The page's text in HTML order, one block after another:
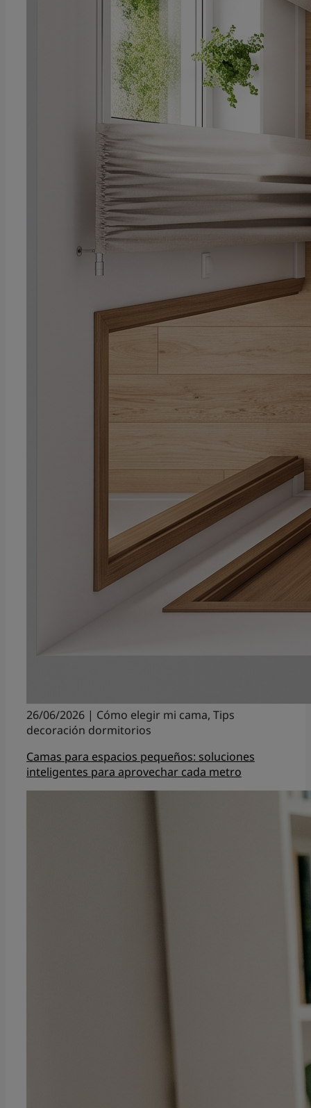
26/06/2026 | Cómo elegir mi cama, Tips
decoración dormitorios
Camas para espacios pequeños: soluciones
inteligentes para aprovechar cada metro